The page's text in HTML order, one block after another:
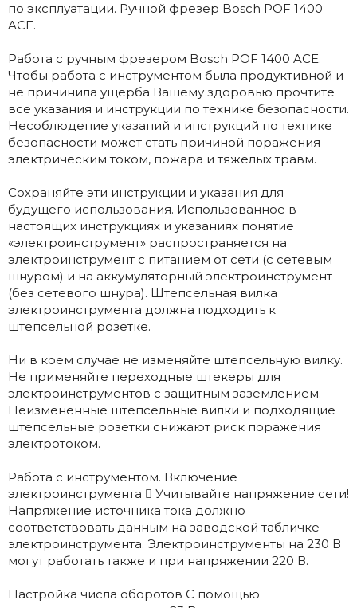
по эксплуатации. Ручной фрезер Bosch POF 1400
AСE.
Работа с ручным фрезером Bosch POF 1400 AСE.
Чтобы работа с инструментом была продуктивной и
не причинила ущерба Вашему здоровью прочтите
все указания и инструкции по технике безопасности.
Несоблюдение указаний и инструкций по технике
безопасности может стать причиной поражения
электрическим током, пожара и тяжелых травм.
Сохраняйте эти инструкции и указания для
будущего использования. Использованное в
настоящих инструкциях и указаниях понятие
«электроинструмент» распространяется на
электроинструмент с питанием от сети (с сетевым
шнуром) и на аккумуляторный электроинструмент
(без сетевого шнура). Штепсельная вилка
электроинструмента должна подходить к
штепсельной розетке.
Ни в коем случае не изменяйте штепсельную вилку.
Не применяйте переходные штекеры для
электроинструментов с защитным заземлением.
Неизмененные штепсельные вилки и подходящие
штепсельные розетки снижают риск поражения
электротоком.
Работа с инструментом. Включение
электроинструмента  Учитывайте напряжение сети!
Напряжение источника тока должно
соответствовать данным на заводской табличке
электроинструмента. Электроинструменты на 230 В
могут работать также и при напряжении 220 В.
Настройка числа оборотов С помощью